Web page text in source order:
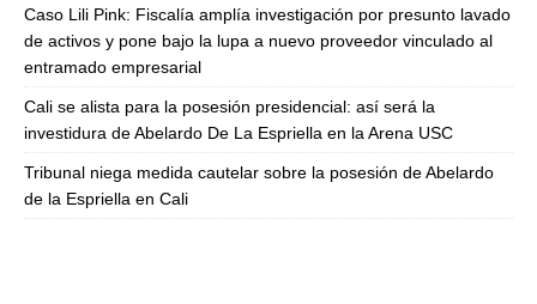
Caso Lili Pink: Fiscalía amplía investigación por presunto lavado
de activos y pone bajo la lupa a nuevo proveedor vinculado al
entramado empresarial
Cali se alista para la posesión presidencial: así será la
investidura de Abelardo De La Espriella en la Arena USC
Tribunal niega medida cautelar sobre la posesión de Abelardo
de la Espriella en Cali